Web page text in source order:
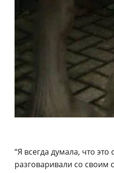
“Я всегда думала, что
разговаривали со своим